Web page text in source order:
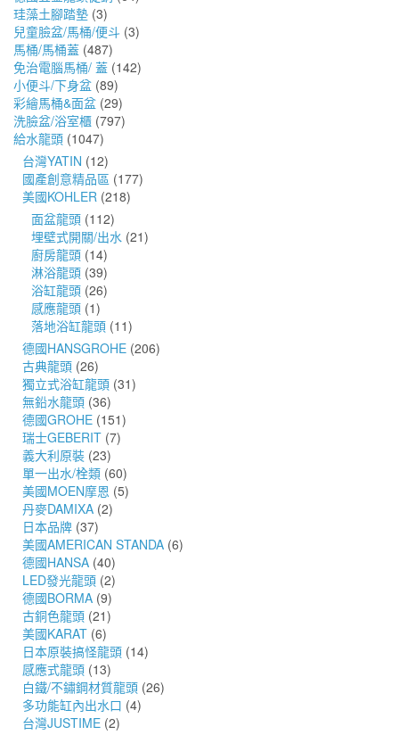
珪藻土腳踏墊 (3)
兒童臉盆/馬桶/便斗 (3)
馬桶/馬桶蓋 (487)
免治電腦馬桶/ 蓋 (142)
小便斗/下身盆 (89)
彩繪馬桶&面盆 (29)
洗臉盆/浴室櫃 (797)
給水龍頭 (1047)
台灣YATIN (12)
國產創意精品區 (177)
美國KOHLER (218)
面盆龍頭 (112)
埋壁式開關/出水 (21)
廚房龍頭 (14)
淋浴龍頭 (39)
浴缸龍頭 (26)
感應龍頭 (1)
落地浴缸龍頭 (11)
德國HANSGROHE (206)
古典龍頭 (26)
獨立式浴缸龍頭 (31)
無鉛水龍頭 (36)
德國GROHE (151)
瑞士GEBERIT (7)
義大利原裝 (23)
單一出水/栓類 (60)
美國MOEN摩恩 (5)
丹麥DAMIXA (2)
日本品牌 (37)
美國AMERICAN STANDA (6)
德國HANSA (40)
LED發光龍頭 (2)
德國BORMA (9)
古銅色龍頭 (21)
美國KARAT (6)
日本原裝搞怪龍頭 (14)
感應式龍頭 (13)
白鐵/不鏽鋼材質龍頭 (26)
多功能缸內出水口 (4)
台灣JUSTIME (2)